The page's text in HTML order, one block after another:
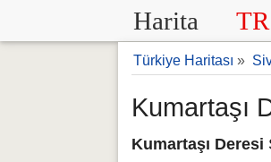
Harita TR
Türkiye Haritası »
Kumartaşı
Kumartaşı Deresi